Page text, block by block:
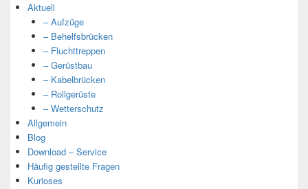
Aktuell
– Aufzüge
– Behelfsbrücken
– Fluchttreppen
– Gerüstbau
– Kabelbrücken
– Rollgerüste
– Wetterschutz
Allgemein
Blog
Download – Service
Häufig gestellte Fragen
Kurioses